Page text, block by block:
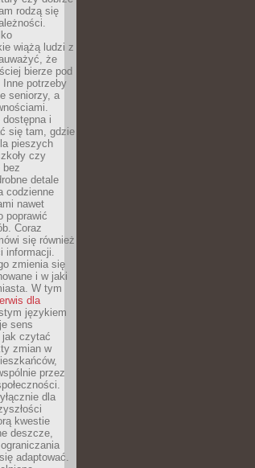
rodzą się
wiążą ludzi z
że
bierze pod
Inne potrzeby
seniorzy, a
i
się tam, gdzie
pieszych
czy
bez
detale
codzienne
nawet
poprawić
Coraz
się również
informacji.
zmienia się
i w jaki
W tym
dla
językiem
sens
jak czytać
zmian w
przez
dla
kwestie
deszcze,
adaptować.